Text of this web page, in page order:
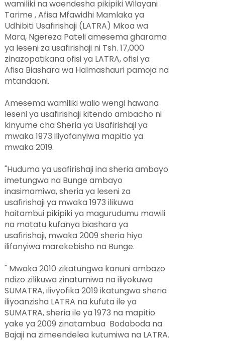
wamiliki na waendesha pikipiki Wilayani
Tarime , Afisa Mfawidhi Mamlaka ya
Udhibiti Usafirishaji (LATRA) Mkoa wa
Mara, Ngereza Pateli amesema gharama
ya leseni za usafirishaji ni Tsh. 17,000
zinazopatikana ofisi ya LATRA, ofisi ya
Afisa Biashara wa Halmashauri pamoja na
mtandaoni.
Amesema wamiliki walio wengi hawana
leseni ya usafirishaji kitendo ambacho ni
kinyume cha Sheria ya Usafirishaji ya
mwaka 1973 iliyofanyiwa mapitio ya
mwaka 2019.
"Huduma ya usafirishaji ina sheria ambayo
imetungwa na Bunge ambayo
inasimamiwa, sheria ya leseni za
usafirishaji ya mwaka 1973 ilikuwa
haitambui pikipiki ya magurudumu mawili
na matatu kufanya biashara ya
usafirishaji, mwaka 2009 sheria hiyo
ilifanyiwa marekebisho na Bunge.
" Mwaka 2010 zikatungwa kanuni ambazo
ndizo zilikuwa zinatumiwa na iliyokuwa
SUMATRA, ilivyofika 2019 ikatungwa sheria
iliyoanzisha LATRA na kufuta ile ya
SUMATRA, sheria ile ya 1973 na mapitio
yake ya 2009 zinatambua Bodaboda na
Bajaji na zimeendelea kutumiwa na LATRA.